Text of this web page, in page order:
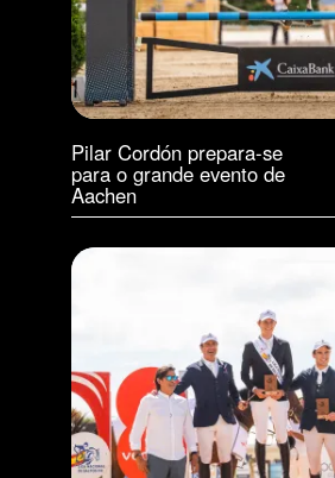
Pilar Cordón prepara-se
para o grande evento de
Aachen